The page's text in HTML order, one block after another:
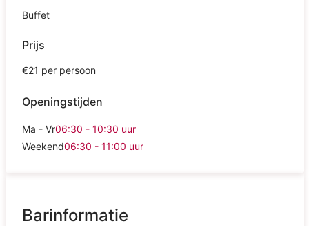
Buffet
Prijs
€21 per persoon
Openingstijden
Ma - Vr06:30 - 10:30 uur
Weekend06:30 - 11:00 uur
Barinformatie